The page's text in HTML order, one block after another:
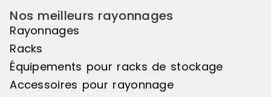
l'élément de départ pour créer un
ensemble harmonieux. Couleur
principale : Noir, Matière principale
Nos meilleurs rayonnages
Rayonnages
Racks
Équipements pour racks de stockage
Accessoires pour rayonnage